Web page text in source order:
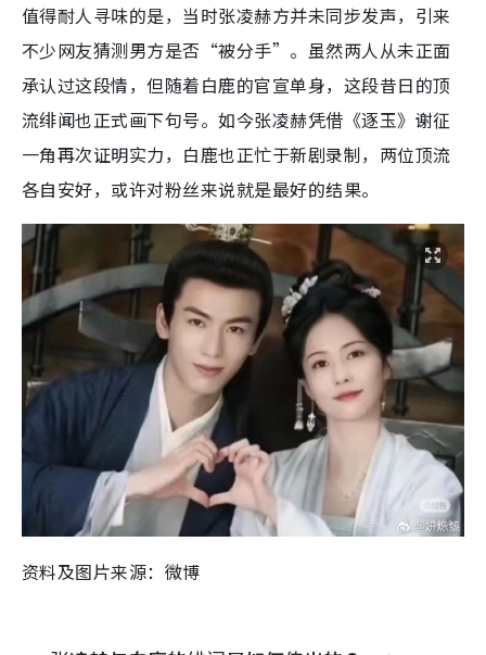
值得耐人寻味的是，当时张凌赫方并未同步发声，引来
不少网友猜测男方是否“被分手”。虽然两人从未正面
承认过这段情，但随着白鹿的官宣单身，这段昔日的顶
流绯闻也正式画下句号。如今张凌赫凭借《逐玉》谢征
一角再次证明实力，白鹿也正忙于新剧录制，两位顶流
各自安好，或许对粉丝来说就是最好的结果。
资料及图片来源：微博